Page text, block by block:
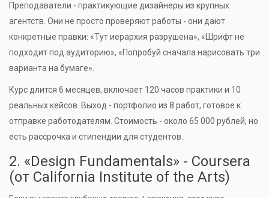
Преподаватели - практикующие дизайнеры из крупных
агентств. Они не просто проверяют работы - они дают
конкретные правки: «Тут иерархия разрушена», «Шрифт не
подходит под аудиторию», «Попробуй сначала нарисовать три
варианта на бумаге».
Курс длится 6 месяцев, включает 120 часов практики и 10
реальных кейсов. Выход - портфолио из 8 работ, готовое к
отправке работодателям. Стоимость - около 65 000 рублей, но
есть рассрочка и стипендии для студентов.
2. «Design Fundamentals» - Coursera
(от California Institute of the Arts)